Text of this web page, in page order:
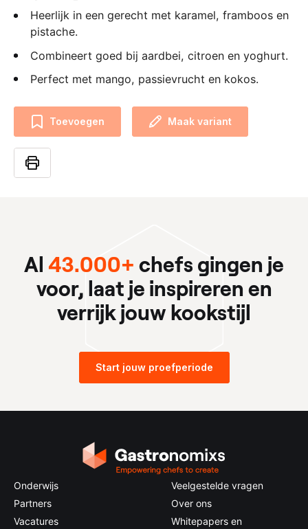
Heerlijk in een gerecht met karamel, framboos en
pistache.
Combineert goed bij aardbei, citroen en yoghurt.
Perfect met mango, passievrucht en kokos.
Toevoegen Maak variant
Al 43.000+ chefs gingen je
voor, laat je inspireren en
verrijk jouw kookstijl
Start jouw proefperiode
Onderwijs
Partners
Vacatures
Veelgestelde vragen
Over ons
Whitepapers en